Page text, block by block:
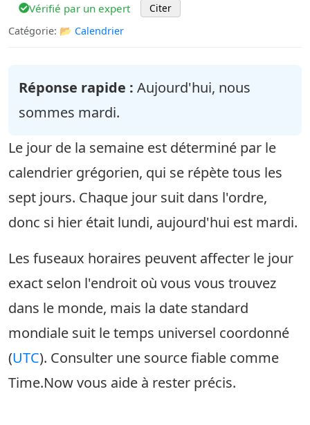
Vérifié par un expert
Citer
Catégorie: 📂 Calendrier
Réponse rapide : Aujourd'hui, nous
sommes mardi.
Le jour de la semaine est déterminé par le
calendrier grégorien, qui se répète tous les
sept jours. Chaque jour suit dans l'ordre,
donc si hier était lundi, aujourd'hui est mardi.
Les fuseaux horaires peuvent affecter le jour
exact selon l'endroit où vous vous trouvez
dans le monde, mais la date standard
mondiale suit le temps universel coordonné
(UTC). Consulter une source fiable comme
Time.Now vous aide à rester précis.